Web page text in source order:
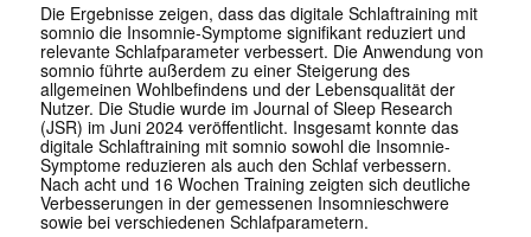
Die Ergebnisse zeigen, dass das digitale Schlaftraining mit
somnio die Insomnie-Symptome signifikant reduziert und
relevante Schlafparameter verbessert. Die Anwendung von
somnio führte außerdem zu einer Steigerung des
allgemeinen Wohlbefindens und der Lebensqualität der
Nutzer. Die Studie wurde im Journal of Sleep Research
(JSR) im Juni 2024 veröffentlicht. Insgesamt konnte das
digitale Schlaftraining mit somnio sowohl die Insomnie-
Symptome reduzieren als auch den Schlaf verbessern.
Nach acht und 16 Wochen Training zeigten sich deutliche
Verbesserungen in der gemessenen Insomnieschwere
sowie bei verschiedenen Schlafparametern.